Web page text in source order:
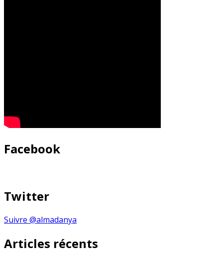
Facebook
Twitter
Suivre @almadanya
Articles récents